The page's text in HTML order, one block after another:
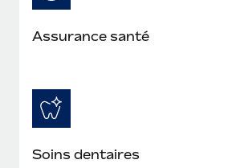
Assurance santé
Soins dentaires